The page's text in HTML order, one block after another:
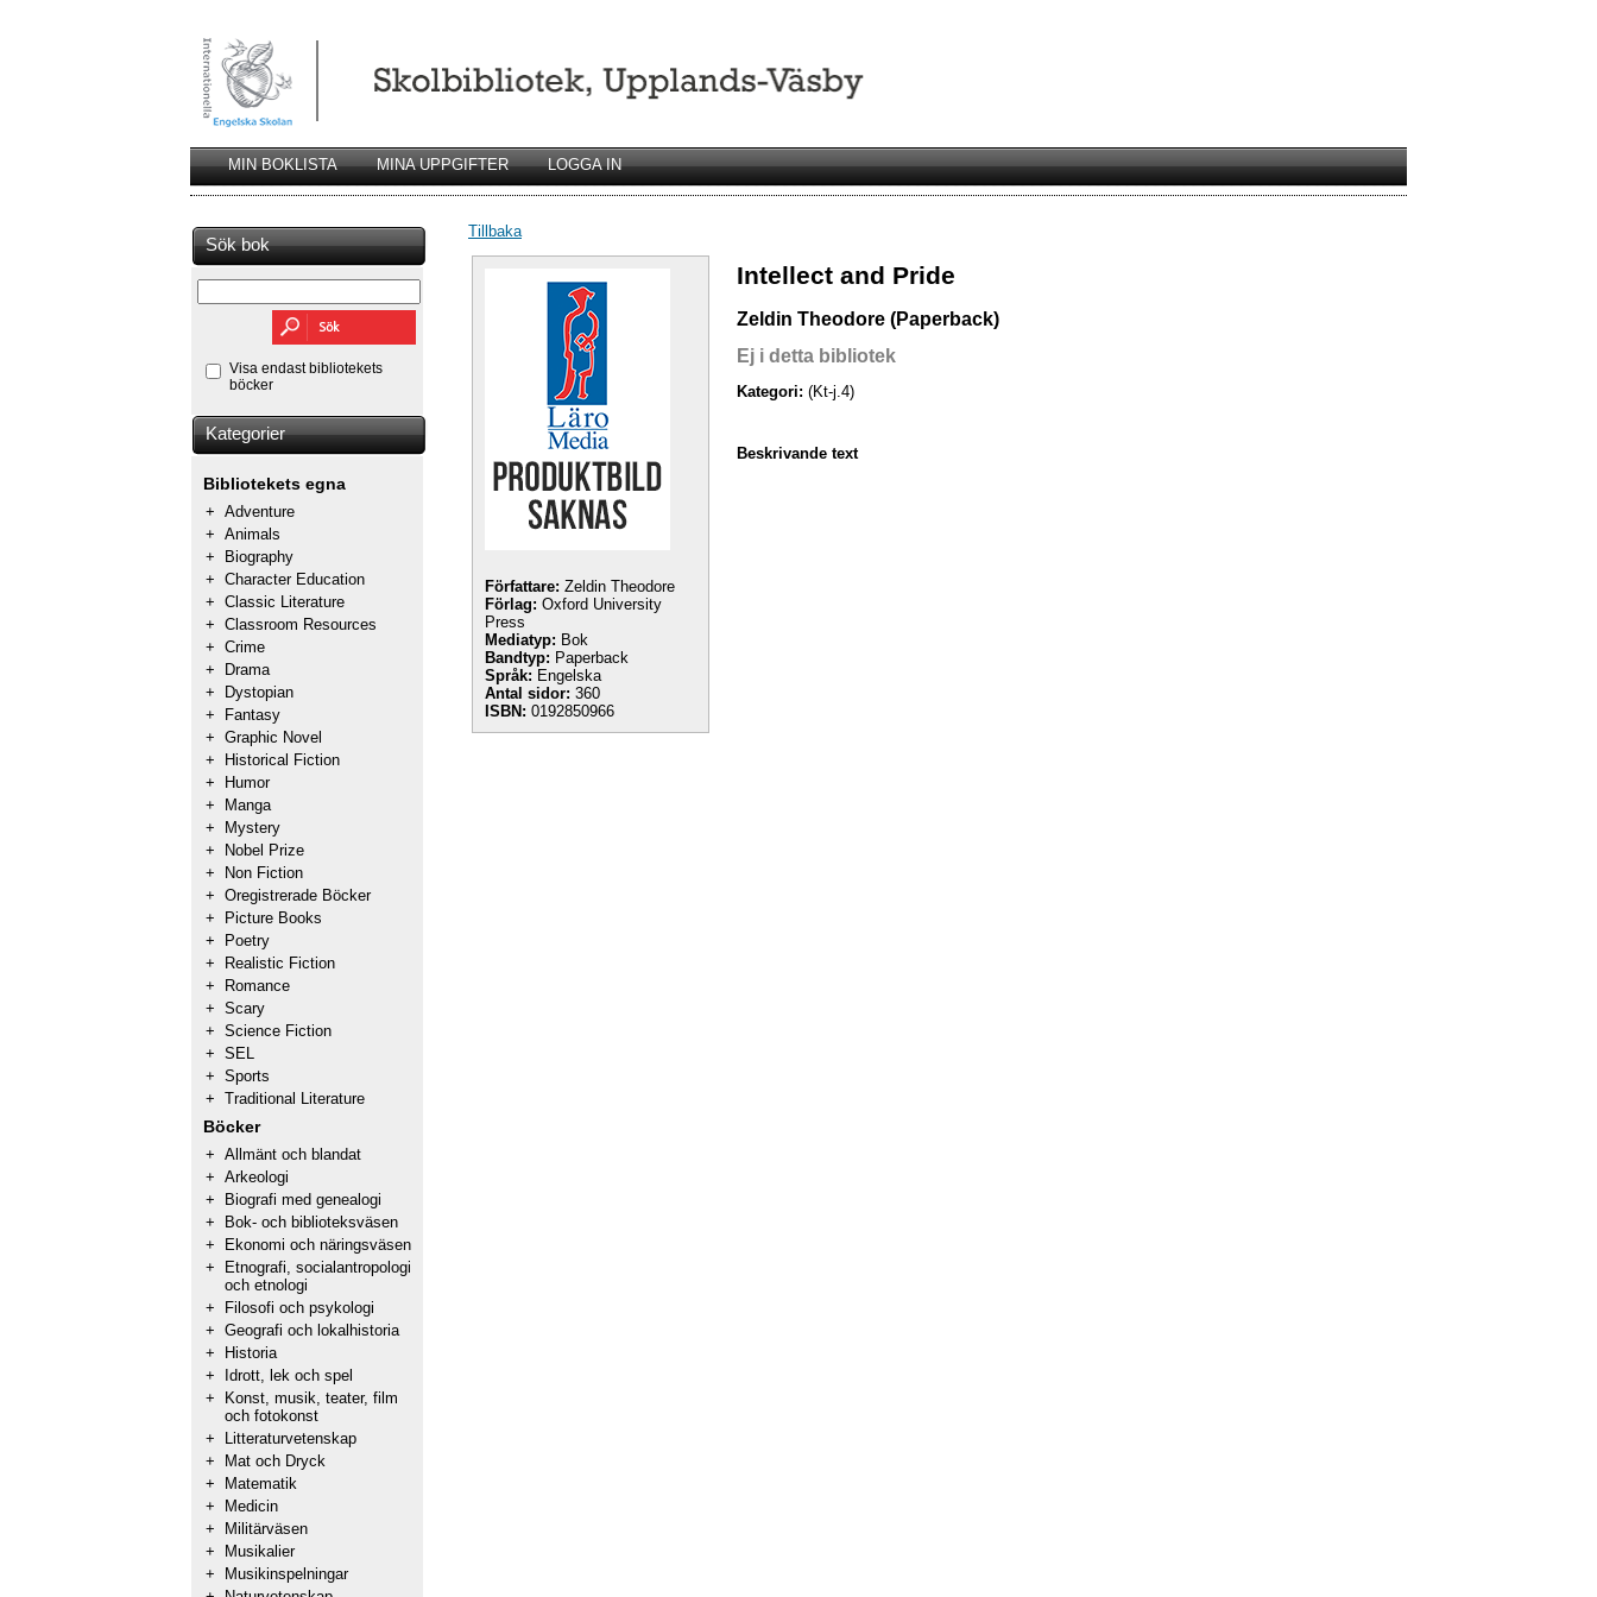
MIN BOKLISTA MINA UPPGIFTER LOGGA IN
Sök bok
Visa endast bibliotekets
böcker
Kategorier
Bibliotekets egna
+ Adventure
+ Animals
+
Biography
+ Character Education
+ Classic Literature
+ Classroom Resources
+ Crime
+
Drama
+
Dystopian
+
Fantasy
+ Graphic Novel
+
Historical Fiction
+
Humor
+
Manga
+
Mystery
+
Nobel Prize
+
Non Fiction
+ Oregistrerade Böcker
+
Picture Books
+
Poetry
+
Realistic Fiction
+
Romance
+ Scary
+ Science Fiction
+ SEL
+ Sports
+ Traditional Literature
Böcker
+ Allmänt och blandat
+ Arkeologi
+
Biografi med genealogi
+
Bok- och biblioteksväsen
+
Ekonomi och näringsväsen
+
Etnografi, socialantropologi
och etnologi
+
Filosofi och psykologi
+ Geografi och lokalhistoria
+
Historia
+
Idrott, lek och spel
+
Konst, musik, teater, film
och fotokonst
+
Litteraturvetenskap
+
Mat och Dryck
+
Matematik
+
Medicin
+
Militärväsen
+
Musikalier
+
Musikinspelningar
Tillbaka
Författare: Zeldin Theodore
Förlag: Oxford University
Press
Mediatyp: Bok
Bandtyp: Paperback
Språk: Engelska
Antal sidor: 360
ISBN: 0192850966
Intellect and Pride
Zeldin Theodore (Paperback)
Ej i detta bibliotek
Kategori: (Kt-j.4)
Beskrivande text